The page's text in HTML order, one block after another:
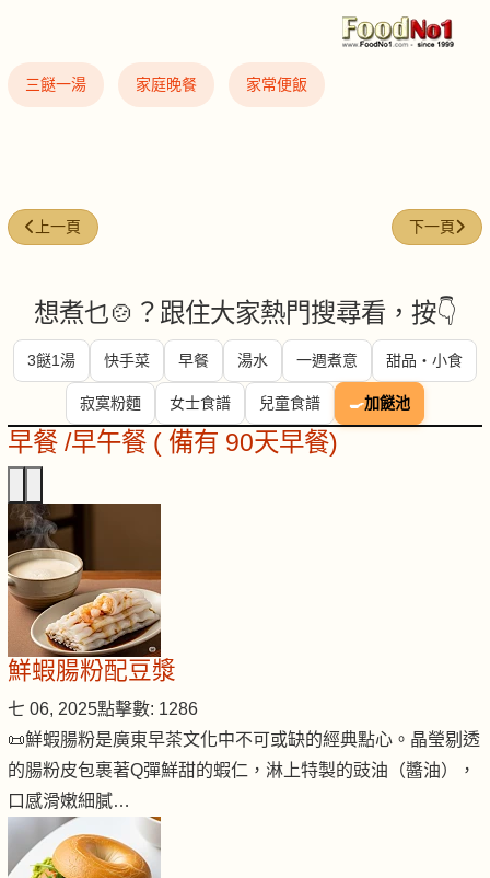
三餸一湯 家庭晚餐 家常便飯
上一篇文章: 每週煮意 (#52)
上一頁 下一篇文
下一頁
想煮乜🍲？跟住大家熱門搜尋看，按👇
3餸1湯 快手菜 早餐 湯水 一週煮意 甜品・小食
寂寞粉麵 女士食譜 兒童食譜 🍳加餸池
早餐 /早午餐 ( 備有 90天早餐)
鮮蝦腸粉配豆漿
七 06, 2025點擊數: 1286
📜鮮蝦腸粉是廣東早茶文化中不可或缺的經典點心。晶瑩剔透
的腸粉皮包裹著Q彈鮮甜的蝦仁，淋上特製的豉油（醬油），
口感滑嫩細膩…